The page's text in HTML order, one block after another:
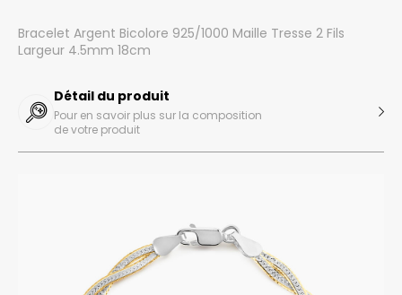
Bracelet Argent Bicolore 925/1000 Maille Tresse 2 Fils
Largeur 4.5mm 18cm
Détail du produit
Pour en savoir plus sur la composition
de votre produit